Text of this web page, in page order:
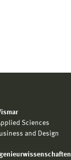
Sciences
and Design